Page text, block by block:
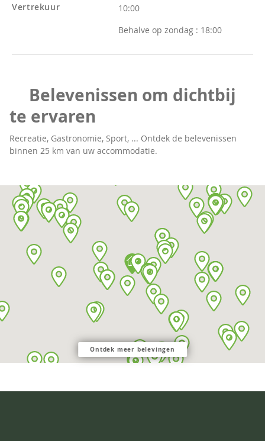
Vertrekuur
10:00
Behalve op zondag : 18:00
Belevenissen om dichtbij
te ervaren
Recreatie, Gastronomie, Sport, ... Ontdek de belevenissen
binnen 25 km van uw accommodatie.
Ontdek meer belevingen